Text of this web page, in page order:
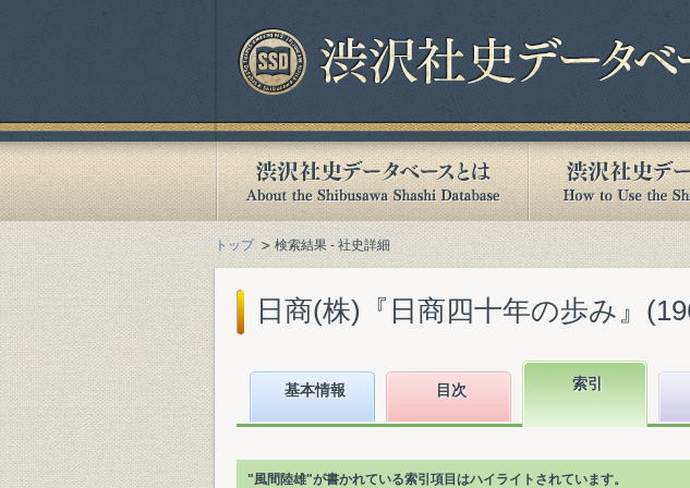
トップ 検索結果 - 社史詳細
日商(株)『日商四十年の歩み』
基本情報 目次 索引
"風間陸雄"が書かれている索引項目はハイライトされています。